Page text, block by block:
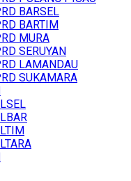
BARSEL
BARTIM
MURA
SERUYAN
LAMANDAU
SUKAMARA